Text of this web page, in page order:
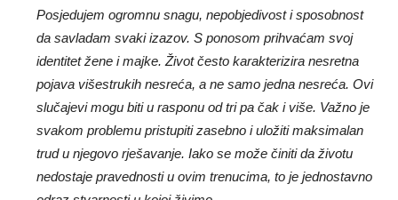
Posjedujem ogromnu snagu, nepobjedivost i sposobnost
da savladam svaki izazov. S ponosom prihvaćam svoj
identitet žene i majke. Život često karakterizira nesretna
pojava višestrukih nesreća, a ne samo jedna nesreća. Ovi
slučajevi mogu biti u rasponu od tri pa čak i više. Važno je
svakom problemu pristupiti zasebno i uložiti maksimalan
trud u njegovo rješavanje. Iako se može činiti da životu
nedostaje pravednosti u ovim trenucima, to je jednostavno